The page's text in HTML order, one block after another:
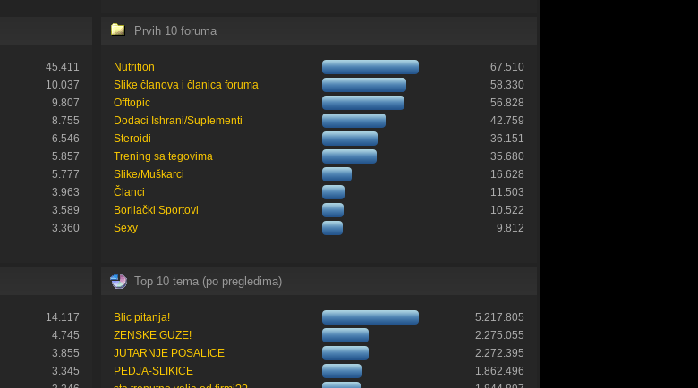
45.411
10.037
9.807
8.755
6.546
5.857
5.777
3.963
3.589
3.360
Prvih 10 foruma
Nutrition
67.510
Slike članova i članica foruma
58.330
Offtopic
56.828
Dodaci Ishrani/Suplementi
42.759
Steroidi
36.151
Trening sa tegovima
35.680
Slike/Muškarci
16.628
Članci
11.503
Borilački Sportovi
10.522
Sexy
9.812
14.117
4.745
3.855
3.345
Top 10 tema (po pregledima)
Blic pitanja!
5.217.805
ZENSKE GUZE!
2.275.055
JUTARNJE POSALICE
2.272.395
PEDJA-SLIKICE
1.862.496